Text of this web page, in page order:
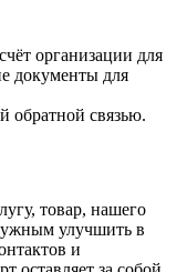
организации для
документы для
обратной связью.
товар, нашего
улучшить в
и